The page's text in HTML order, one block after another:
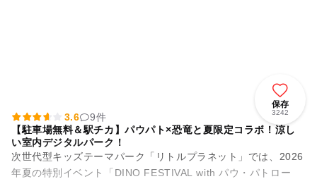
保存
3242
3.6
9件
【駐車場無料＆駅チカ】パウパト×恐竜と夏限定コラボ！涼し
い室内デジタルパーク！
次世代型キッズテーマパーク「リトルプラネット」では、2026
年夏の特別イベント「DINO FESTIVAL with パウ・パトロー